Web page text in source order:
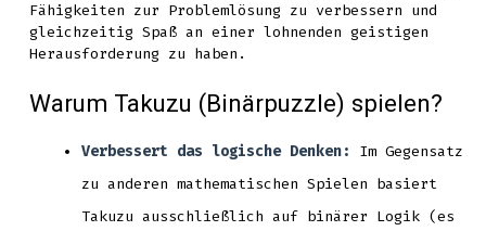
Fähigkeiten zur Problemlösung zu verbessern und
gleichzeitig Spaß an einer lohnenden geistigen
Herausforderung zu haben.
Warum Takuzu (Binärpuzzle) spielen?
Verbessert das logische Denken:
Im Gegensatz
zu anderen mathematischen Spielen basiert
Takuzu ausschließlich auf binärer Logik (es